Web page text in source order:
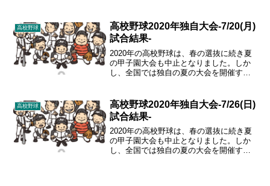
高校野球
高校野球2020年独自大会-7/20(月)
試合結果-
2020年の高校野球は、春の選抜に続き夏
の甲子園大会も中止となりました。しか
し、全国では独自の夏の大会を開催する
高校野球
高校野球2020年独自大会-7/26(日)
試合結果-
2020年の高校野球は、春の選抜に続き夏
の甲子園大会も中止となりました。しか
し、全国では独自の夏の大会を開催する